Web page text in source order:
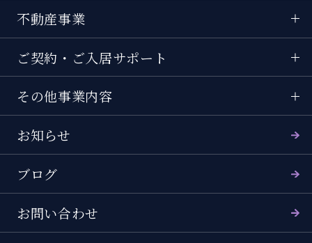
不動産事業
ご契約・ご入居サポート
その他事業内容
お知らせ
ブログ
お問い合わせ